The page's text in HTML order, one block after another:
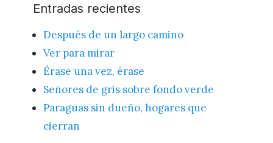
Entradas recientes
Después de un largo camino
Ver para mirar
Érase una vez, érase
Señores de gris sobre fondo verde
Paraguas sin dueño, hogares que
cierran